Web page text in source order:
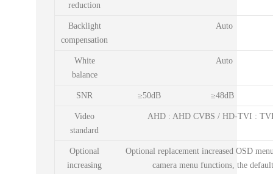
reduction
Backlight
compensation
Auto
White
balance
Auto
SNR ≥50dB ≥48dB
Video
standard
AHD : AHD CVBS / HD-TVI :
Optional
increasing
Optional replacement increased OSD
camera menu functions, the